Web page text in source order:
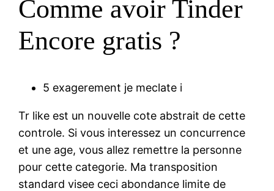
Comme avoir Tinder
Encore gratis ?
5 exagerement je meclate i
Tr like est un nouvelle cote abstrait de cette
controle. Si vous interessez un concurrence
et une age, vous allez remettre la personne
pour cette categorie. Ma transposition
standard visee ceci abondance limite de